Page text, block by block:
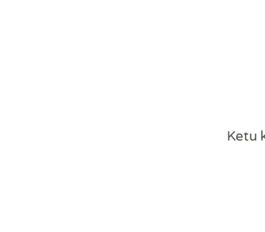
Ketu